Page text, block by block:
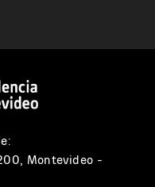
Montevideo -